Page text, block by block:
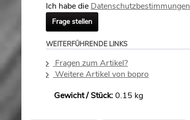
Ich habe die Datenschutzbestimmungen
Frage stellen
WEITERFÜHRENDE LINKS
Fragen zum Artikel?
Weitere Artikel von bopro
Gewicht / Stück:0.15 kg